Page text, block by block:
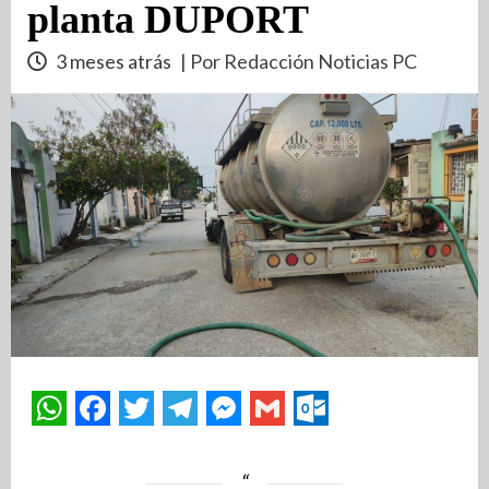
planta DUPORT
3 meses atrás | Por Redacción Noticias PC